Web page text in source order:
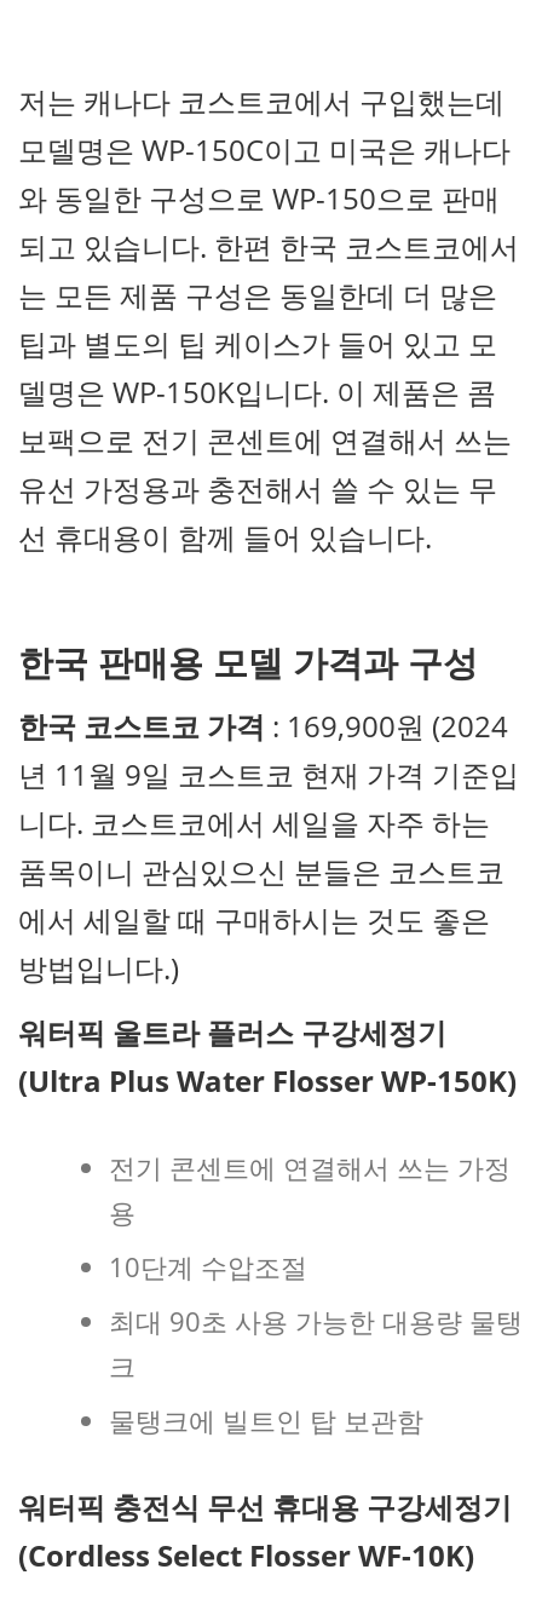
저는 캐나다 코스트코에서 구입했는데
모델명은 WP-150C이고 미국은 캐나다
와 동일한 구성으로 WP-150으로 판매
되고 있습니다. 한편 한국 코스트코에서
는 모든 제품 구성은 동일한데 더 많은
팁과 별도의 팁 케이스가 들어 있고 모
델명은 WP-150K입니다. 이 제품은 콤
보팩으로 전기 콘센트에 연결해서 쓰는
유선 가정용과 충전해서 쓸 수 있는 무
선 휴대용이 함께 들어 있습니다.
한국 판매용 모델 가격과 구성
한국 코스트코 가격 : 169,900원 (2024
년 11월 9일 코스트코 현재 가격 기준입
니다. 코스트코에서 세일을 자주 하는
품목이니 관심있으신 분들은 코스트코
에서 세일할 때 구매하시는 것도 좋은
방법입니다.)
워터픽 울트라 플러스 구강세정기
(Ultra Plus Water Flosser WP-150K)
전기 콘센트에 연결해서 쓰는 가정
용
10단계 수압조절
최대 90초 사용 가능한 대용량 물탱
크
물탱크에 빌트인 탑 보관함
워터픽 충전식 무선 휴대용 구강세정기
(Cordless Select Flosser WF-10K)